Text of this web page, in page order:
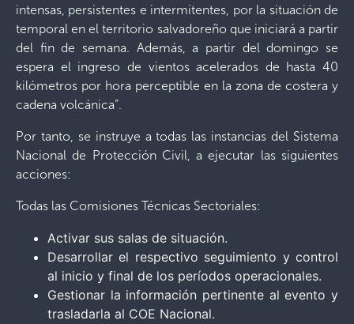
intensas, persistentes e intermitentes, por la situación de
temporal en el territorio salvadoreño que iniciará a partir
del fin de semana. Además, a partir del domingo se
espera el ingreso de vientos acelerados de hasta 40
kilómetros por hora perceptible en la zona de costera y
cadena volcánica”.
Por tanto, se instruye a todas las instancias del Sistema
Nacional de Protección Civil, a ejecutar las siguientes
acciones:
Todas las Comisiones Técnicas Sectoriales:
Activar sus salas de situación.
Desarrollar el respectivo seguimiento y control
al inicio y final de los períodos operacionales.
Gestionar la información pertinente al evento y
trasladarla al COE Nacional.